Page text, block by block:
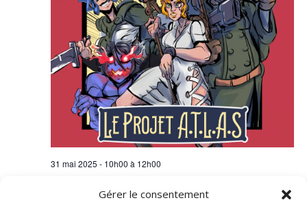
Gérer le consentement
A.T.L.A.S. – Les Enquêtes d’Ambre » – Samedi
31 mai 2025 - 10h00 à 12h00